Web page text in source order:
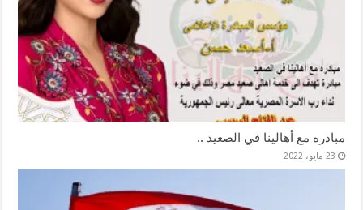
مبادره مع أهالينا في الصعيد ..
23 مايو، 2022